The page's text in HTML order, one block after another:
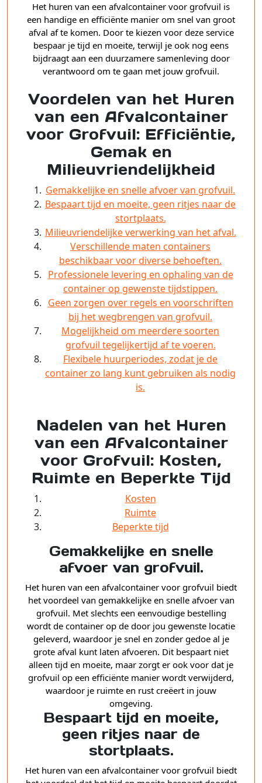
Het huren van een afvalcontainer voor grofvuil is
een handige en efficiënte manier om snel van groot
afval af te komen. Door te kiezen voor deze service
bespaar je tijd en moeite, terwijl je ook nog eens
bijdraagt aan een duurzamere samenleving door
verantwoord om te gaan met jouw grofvuil.
Voordelen van het Huren
van een Afvalcontainer
voor Grofvuil: Efficiëntie,
Gemak en
Milieuvriendelijkheid
Gemakkelijke en snelle afvoer van grofvuil.
Bespaart tijd en moeite, geen ritjes naar de
stortplaats.
Milieuvriendelijke verwerking van het afval.
Verschillende maten containers
beschikbaar voor diverse behoeften.
Professionele levering en ophaling van de
container op gewenste tijdstippen.
Geen zorgen over regels en voorschriften
bij het wegbrengen van grofvuil.
Mogelijkheid om meerdere soorten
grofvuil tegelijkertijd af te voeren.
Flexibele huurperiodes, zodat je de
container zo lang kunt gebruiken als nodig
is.
Nadelen van het Huren
van een Afvalcontainer
voor Grofvuil: Kosten,
Ruimte en Beperkte Tijd
Kosten
Ruimte
Beperkte tijd
Gemakkelijke en snelle
afvoer van grofvuil.
Het huren van een afvalcontainer voor grofvuil biedt
het voordeel van gemakkelijke en snelle afvoer van
grofvuil. Met slechts een eenvoudige bestelling
wordt de container op de door jou gewenste locatie
geleverd, waardoor je snel en zonder gedoe al je
grote afval kunt laten afvoeren. Dit bespaart niet
alleen tijd en moeite, maar zorgt er ook voor dat je
grofvuil op een efficiënte manier wordt verwijderd,
waardoor je ruimte en rust creëert in jouw
omgeving.
Bespaart tijd en moeite,
geen ritjes naar de
stortplaats.
Het huren van een afvalcontainer voor grofvuil biedt